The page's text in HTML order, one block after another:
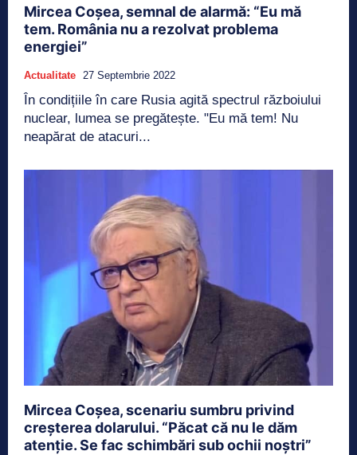
Mircea Coşea, semnal de alarmă: “Eu mă
tem. România nu a rezolvat problema
energiei”
Actualitate 27 Septembrie 2022
În condițiile în care Rusia agită spectrul războiului
nuclear, lumea se pregătește. "Eu mă tem! Nu
neapărat de atacuri...
Mircea Coşea, scenariu sumbru privind
creşterea dolarului. “Păcat că nu le dăm
atenţie. Se fac schimbări sub ochii noştri”